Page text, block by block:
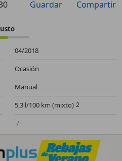
Guardar Compartir
04/2018
Ocasión
Manual
5,3 l/100 km (mixto)
-/-